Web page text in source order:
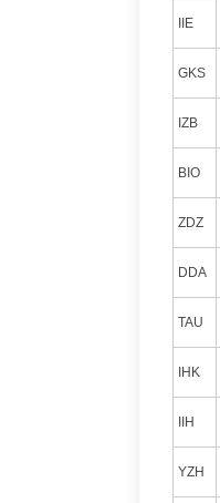
IIE
GKS
IZB
BIO
ZDZ
DDA
TAU
IHK
IIH
YZH